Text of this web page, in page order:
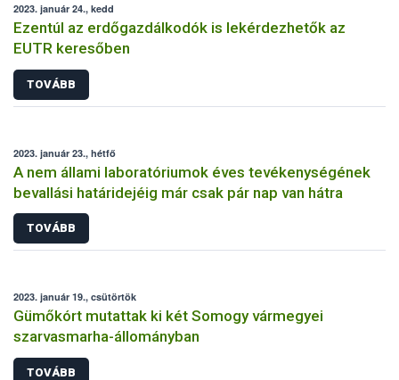
2023. január 24., kedd
Ezentúl az erdőgazdálkodók is lekérdezhetők az
EUTR keresőben
TOVÁBB
2023. január 23., hétfő
A nem állami laboratóriumok éves tevékenységének
bevallási határidejéig már csak pár nap van hátra
TOVÁBB
2023. január 19., csütörtök
Gümőkórt mutattak ki két Somogy vármegyei
szarvasmarha-állományban
TOVÁBB